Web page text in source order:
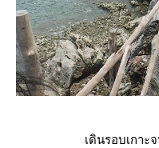
เดินรอบเกาะ